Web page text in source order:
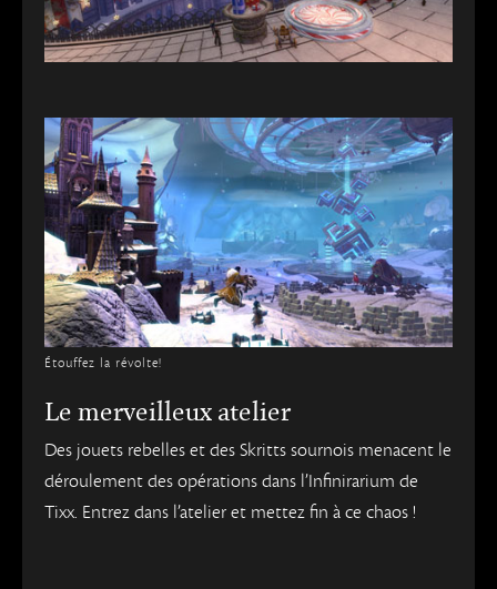
Étouffez la révolte!
Le merveilleux atelier
Des jouets rebelles et des Skritts sournois menacent le
déroulement des opérations dans l’Infinirarium de
Tixx. Entrez dans l’atelier et mettez fin à ce chaos !